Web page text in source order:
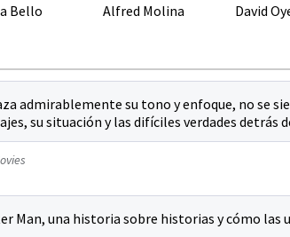
Bello Alfred Molina David
admirablemente su tono y enfoque, no se
su situación y las difíciles verdades detrás
Man, una historia sobre historias y cómo las